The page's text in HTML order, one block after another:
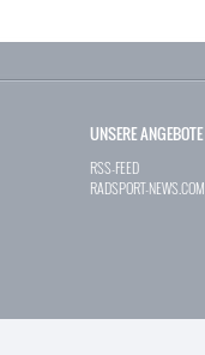
UNSERE ANGEBOTE
RSS-FEED
RADSPORT-NEWS.COM